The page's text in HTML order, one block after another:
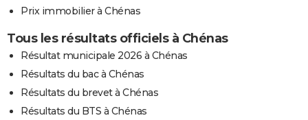
Prix immobilier à Chénas
Tous les résultats officiels à Chénas
Résultat municipale 2026 à Chénas
Résultats du bac à Chénas
Résultats du brevet à Chénas
Résultats du BTS à Chénas